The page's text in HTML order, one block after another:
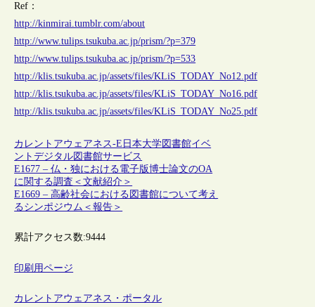
Ref：
http://kinmirai.tumblr.com/about
http://www.tulips.tsukuba.ac.jp/prism/?p=379
http://www.tulips.tsukuba.ac.jp/prism/?p=533
http://klis.tsukuba.ac.jp/assets/files/KLiS_TODAY_No12.pdf
http://klis.tsukuba.ac.jp/assets/files/KLiS_TODAY_No16.pdf
http://klis.tsukuba.ac.jp/assets/files/KLiS_TODAY_No25.pdf
カレントアウェアネス-E 日本大学図書館イベ
ントデジタル図書館サービス
E1677 – 仏・独における電子版博士論文のOA
に関する調査＜文献紹介＞
E1669 – 高齢社会における図書館について考え
るシンポジウム＜報告＞
累計アクセス数:9444
印刷用ページ
カレントアウェアネス・ポータル